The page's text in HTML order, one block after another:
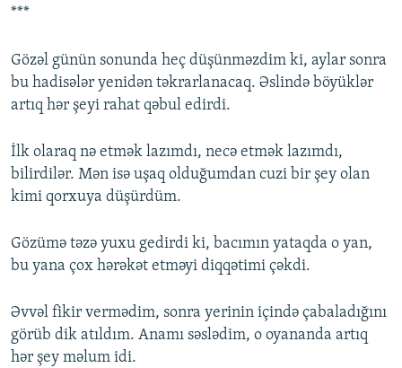
***
Gözəl günün sonunda heç düşünməzdim ki, aylar sonra
bu hadisələr yenidən təkrarlanacaq. Əslində böyüklər
artıq hər şeyi rahat qəbul edirdi.
İlk olaraq nə etmək lazımdı, necə etmək lazımdı,
bilirdilər. Mən isə uşaq olduğumdan cuzi bir şey olan
kimi qorxuya düşürdüm.
Gözümə təzə yuxu gedirdi ki, bacımın yataqda o yan,
bu yana çox hərəkət etməyi diqqətimi çəkdi.
Əvvəl fikir vermədim, sonra yerinin içində çabaladığını
görüb dik atıldım. Anamı səslədim, o oyananda artıq
hər şey məlum idi.